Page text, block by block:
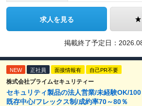
求人を見る
掲載終了予定日：
NEW 正社員 面接情報有 自己PR不要
株式会社プライムセキュリティー
セキュリティ製品の法人営業/未経験OK/
既存中心/フレックス制/成約率70～80％